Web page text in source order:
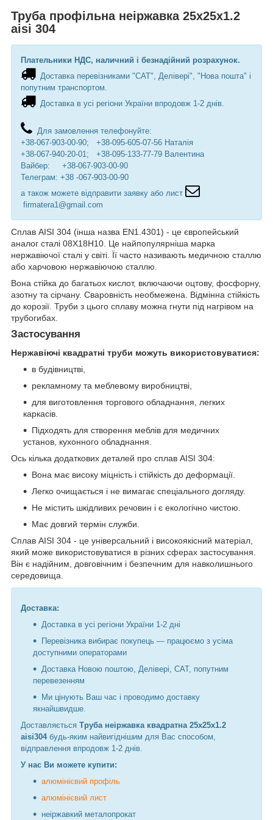
Труба профільна неіржавка 25х25х1.2
aisi 304
Плательники НДС, наличний і безнадійний розрахунок.
Доставка перевізниками "САТ", Делівері", "Нова пошта" і
попутним транспортом.
Доставка в усі регіони України впродовж 1-2 днів.
Для замовлення телефонуйте:
+38-067-903-00-90; +38-095-605-07-56 Наталія
+38-067-940-20-01; +38-095-133-77-79 Валентина
Вайбер: +38-067-903-00-90
Телеграм: +38 -067-903-00-90
а також можете відправити заявку або лист
firmatera1@gmail.com
Сплав AISI 304 (інша назва EN1.4301) - це європейський
аналог сталі 08Х18Н10. Це найпопулярніша марка
нержавіючої сталі у світі. Її часто називають медичною сталлю
або харчовою нержавіючою сталлю.
Вона стійка до багатьох кислот, включаючи оцтову, фосфорну,
азотну та сірчану. Сваровність необмежена. Відмінна стійкість
до корозії. Труби з цього сплаву можна гнути під нагрівом на
трубогибах.
Застосування
Нержавіючі квадратні труби можуть використовуватися:
в будівництві,
рекламному та меблевому виробництві,
для виготовлення торгового обладнання, легких
каркасів.
Підходять для створення меблів для медичних
установ, кухонного обладнання.
Ось кілька додаткових деталей про сплав AISI 304:
Вона має високу міцність і стійкість до деформації.
Легко очищається і не вимагає спеціального догляду.
Не містить шкідливих речовин і є екологічно чистою.
Має довгий термін служби.
Сплав AISI 304 - це універсальний і високоякісний матеріал,
який може використовуватися в різних сферах застосування.
Він є надійним, довговічним і безпечним для навколишнього
середовища.
Доставка:
Доставка в усі регіони України 1-2 дні
Перевізника вибирає покупець — працюємо з усіма
доступними операторами
Доставка Новою поштою, Делівері, САТ, попутним
перевезенням
Ми цінують Ваш час і проводимо доставку
якнайшвидше.
Доставляється Труба неіржавка квадратна 25х25х1.2
aisi304будь-яким найвигіднішим для Вас способом,
відправлення впродовж 1-2 днів.
У нас Ви можете купити:
алюмінієвий профіль
алюмінієвий лист
неіржавкий металопрокат